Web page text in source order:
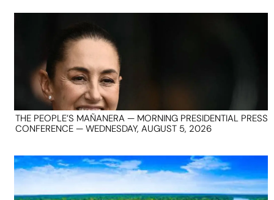
THE PEOPLE’S MAÑANERA — MORNING PRESIDENTIAL PRESS
CONFERENCE — WEDNESDAY, AUGUST 5, 2026